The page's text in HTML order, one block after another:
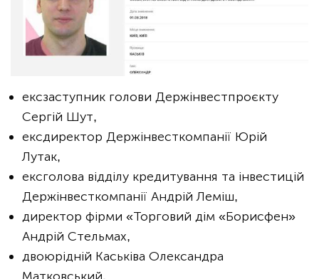
ексзаступник голови Держінвестпроєкту
Сергій Шут,
ексдиректор Держінвесткомпанії Юрій
Лутак,
ексголова відділу кредитування та інвестицій
Держінвесткомпанії Андрій Леміш,
директор фірми «Торговий дім «Борисфен»
Андрій Стельмах,
двоюрідній Каськіва Олександра